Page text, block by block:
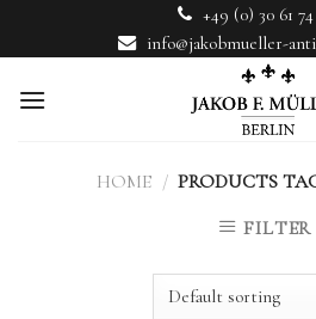
+49 (0) 30 61
info@jakobmueller-
HOME / PRODUCTS
FILTER